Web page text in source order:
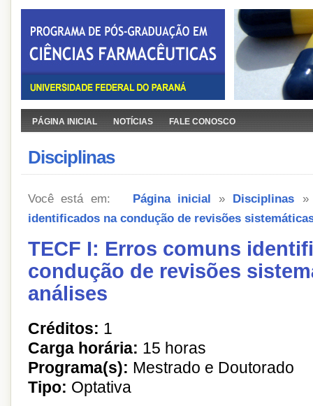
PÁGINA INICIAL NOTÍCIAS FALE CONOSCO
Disciplinas
Você está em: Página inicial » Disciplinas
identificados na condução de revisões
TECF I: Erros comuns
condução de revisões
análises
Créditos: 1
Carga horária: 15 horas
Programa(s): Mestrado e Doutorado
Tipo: Optativa